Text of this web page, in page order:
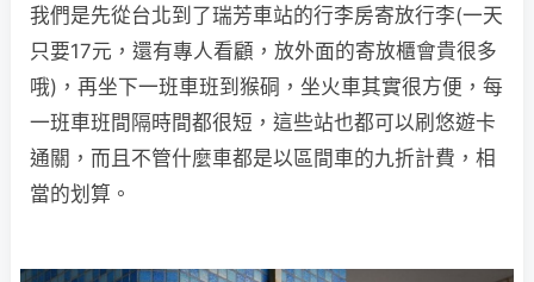
我們是先從台北到了瑞芳車站的行李房寄放行李(一天
只要17元，還有專人看顧，放外面的寄放櫃會貴很多
哦)，再坐下一班車班到猴硐，坐火車其實很方便，每
一班車班間隔時間都很短，這些站也都可以刷悠遊卡
通關，而且不管什麼車都是以區間車的九折計費，相
當的划算。